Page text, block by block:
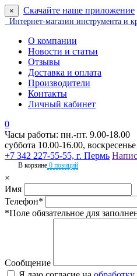
× Скачайте наше приложение
Интернет-магазин инструмента и
О компании
Новости и статьи
Отзывы
Доставка и оплата
Производители
Контакты
Личный кабинет
0
Часы работы: пн.-пт. 9.00-18.00
суббота 10.00-16.00,
+7 342 227-55-55, г. Пермь
В корзине 0 позиций
×
Имя
Телефон*
*Поле обязательное для
Сообщение